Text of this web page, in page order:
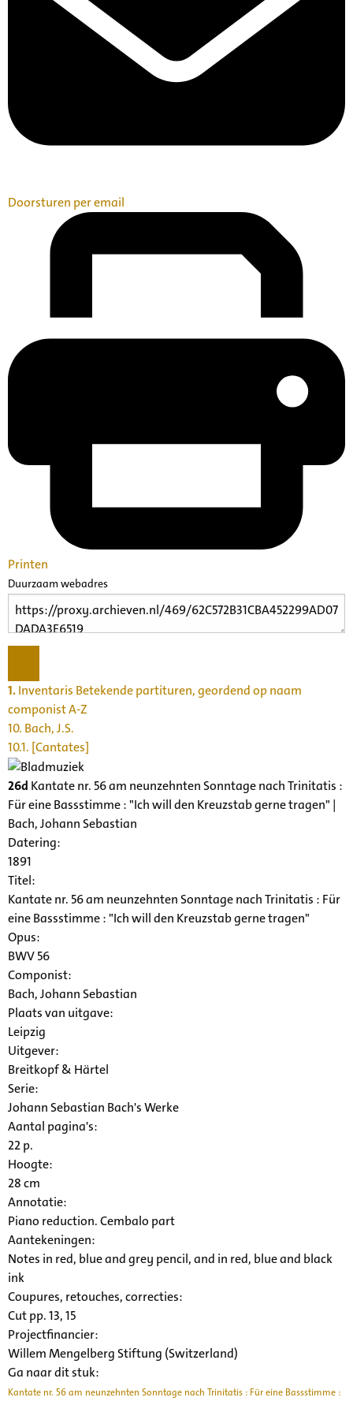
Doorsturen per email
Printen
Duurzaam webadres
1.Inventaris Betekende partituren, geordend op naam
componist A-Z
10. Bach, J.S.
10.1. [Cantates]
26d Kantate nr. 56 am neunzehnten Sonntage nach Trinitatis :
Für eine Bassstimme : "Ich will den Kreuzstab gerne tragen" |
Bach, Johann Sebastian
Datering:
1891
Titel:
Kantate nr. 56 am neunzehnten Sonntage nach Trinitatis : Für
eine Bassstimme : "Ich will den Kreuzstab gerne tragen"
Opus:
BWV 56
Componist:
Bach, Johann Sebastian
Plaats van uitgave:
Leipzig
Uitgever:
Breitkopf & Härtel
Serie:
Johann Sebastian Bach's Werke
Aantal pagina's:
22 p.
Hoogte:
28 cm
Annotatie:
Piano reduction. Cembalo part
Aantekeningen:
Notes in red, blue and grey pencil, and in red, blue and black
ink
Coupures, retouches, correcties:
Cut pp. 13, 15
Projectfinancier:
Willem Mengelberg Stiftung (Switzerland)
Ga naar dit stuk:
Kantate nr. 56 am neunzehnten Sonntage nach Trinitatis : Für eine Bassstimme :